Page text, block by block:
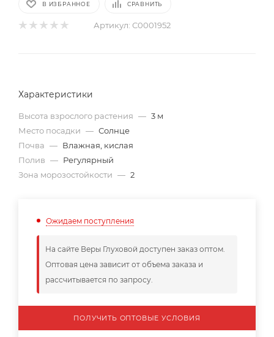
В ИЗБРАННОЕ СРАВНИТЬ
Артикул: С0001952
Характеристики
Высота взрослого растения — 3 м
Место посадки — Солнце
Почва — Влажная, кислая
Полив — Регулярный
Зона морозостойкости — 2
Ожидаем поступления
На сайте Веры Глуховой доступен заказ оптом.
Оптовая цена зависит от объема заказа и
рассчитывается по запросу.
ПОЛУЧИТЬ ОПТОВЫЕ УСЛОВИЯ